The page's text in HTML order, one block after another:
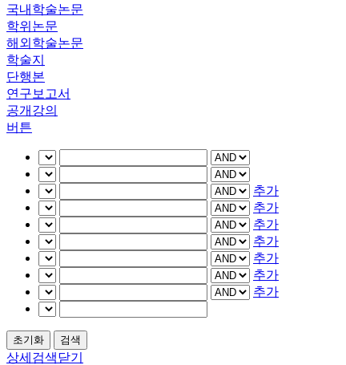
국내학술논문
학위논문
해외학술논문
학술지
단행본
연구보고서
공개강의
버튼
추가
추가
추가
추가
추가
추가
추가
상세검색닫기